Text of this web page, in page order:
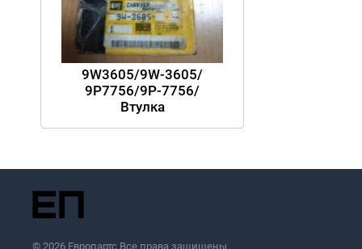
9W3605/9W-3605/
9P7756/9P-7756/
Втулка
© 2026 Европартс Все права защищены